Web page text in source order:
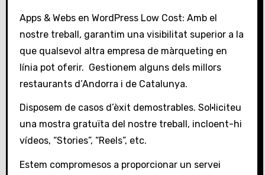
Apps & Webs en WordPress Low Cost: Amb el
nostre treball, garantim una visibilitat superior a la
que qualsevol altra empresa de màrqueting en
línia pot oferir. Gestionem alguns dels millors
restaurants d’Andorra i de Catalunya.
Disposem de casos d’èxit demostrables. Sol·liciteu
una mostra gratuïta del nostre treball, incloent-hi
vídeos, “Stories”, “Reels”, etc.
Estem compromesos a proporcionar un servei